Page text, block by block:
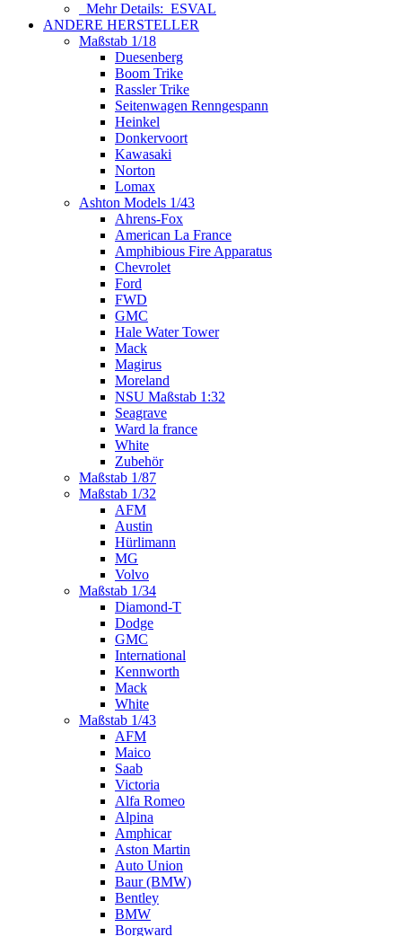
Mehr Details: ESVAL
ANDERE HERSTELLER
Maßstab 1/18
Duesenberg
Boom Trike
Rassler Trike
Seitenwagen Renngespann
Heinkel
Donkervoort
Kawasaki
Norton
Lomax
Ashton Models 1/43
Ahrens-Fox
American La France
Amphibious Fire Apparatus
Chevrolet
Ford
FWD
GMC
Hale Water Tower
Mack
Magirus
Moreland
NSU Maßstab 1:32
Seagrave
Ward la france
White
Zubehör
Maßstab 1/87
Maßstab 1/32
AFM
Austin
Hürlimann
MG
Volvo
Maßstab 1/34
Diamond-T
Dodge
GMC
International
Kennworth
Mack
White
Maßstab 1/43
AFM
Maico
Saab
Victoria
Alfa Romeo
Alpina
Amphicar
Aston Martin
Auto Union
Baur (BMW)
Bentley
BMW
Borgward